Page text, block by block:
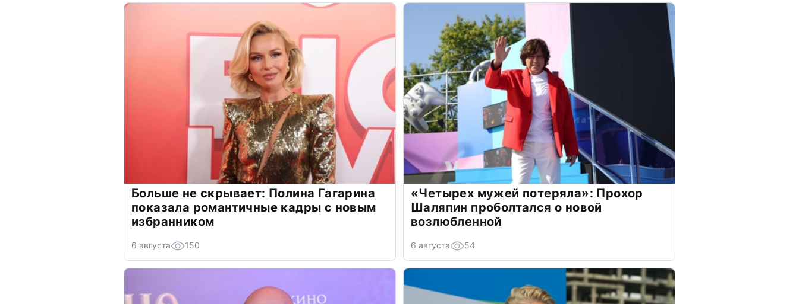
Больше не скрывает: Полина Гагарина
показала романтичные кадры с новым
избранником
6 августа 150
«Четырех мужей потеряла»: Прохор
Шаляпин проболтался о новой
возлюбленной
6 августа 54